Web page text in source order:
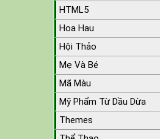
HTML5
Hoa Hau
Hội Thảo
Mẹ Và Bé
Mã Màu
Mỹ Phẩm Từ Dầu Dừa
Themes